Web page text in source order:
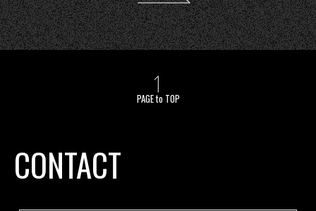
PAGE to TOP
CONTACT